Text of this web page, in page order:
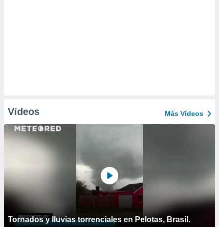
Vídeos Más Vídeos
Tornados y lluvias torrenciales en Pelotas, Brasil.